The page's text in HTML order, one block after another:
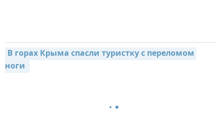
В горах Крыма спасли туристку с переломом
ноги